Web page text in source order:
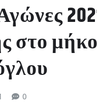
στο
0